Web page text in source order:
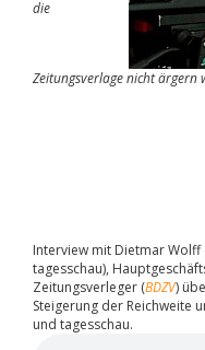
die
Zeitungsverlage nicht ärgern
Interview mit Dietmar
tagesschau),
Zeitungsverleger (BDZV)
Steigerung der Reichweite
und tagesschau.